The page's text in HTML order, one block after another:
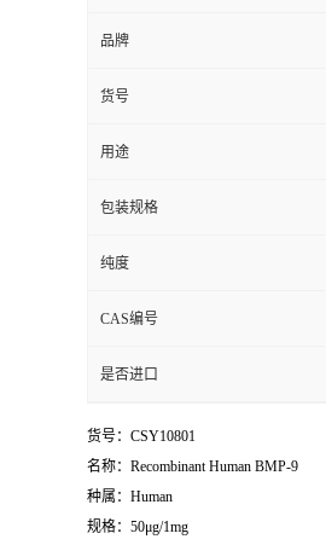
品牌
货号
用途
包装规格
纯度
CAS编号
是否进口
货号：CSY10801
名称：Recombinant Human BMP-9
种属：Human
规格：50μg/1mg